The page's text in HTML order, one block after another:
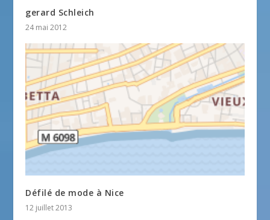
gerard Schleich
24 mai 2012
Défilé de mode à Nice
12 juillet 2013